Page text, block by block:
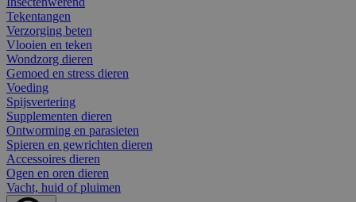
Tekentangen
Verzorging beten
Vlooien en teken
Wondzorg dieren
Gemoed en stress dieren
Voeding
Spijsvertering
Supplementen dieren
Ontworming en parasieten
Spieren en gewrichten dieren
Accessoires dieren
Ogen en oren dieren
Vacht, huid of pluimen